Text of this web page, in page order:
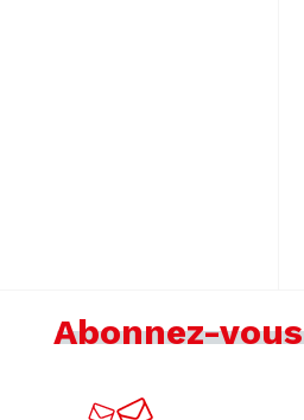
Abonnez-vous